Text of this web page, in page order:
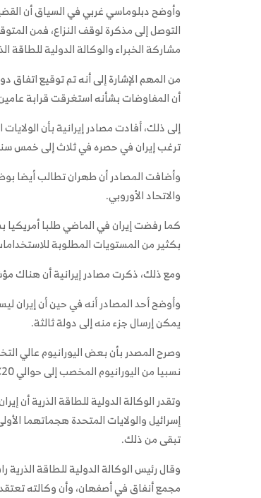
وأوضح دبلوماسي غربي في السياق أن
مشاركة الخبراء والوكالة الدولية للطاقة
أن المفاوضات بشأنه استغرقت قرابة عامين،
إلى ذلك، أفادت مصادر إيرانية بأن
ترغب إيران في حصره في ثلاث إلى خمس
وأضافت المصادر أن طهران تطالب أيضا
والاتحاد الأوروبي.
بكثير من المستويات المطلوبة
ومع ذلك، ذكرت مصادر إيرانية أن هناك
وأوضح أحد المصادر أنه في حين أن إيران
يمكن إرسال جزء منه إلى دولة ثالثة.
وصرح المصدر بأن بعض اليورانيوم
نسبيا من اليورانيوم المخصب إلى حوالي 20٪.
تبقى من ذلك.
وقال رئيس الوكالة الدولية للطاقة
مجمع أنفاق في أصفهان، وأن وكالته تعتقد أن ما يزيد قليلا عن